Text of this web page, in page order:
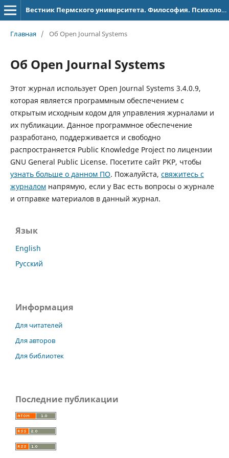
Вестник Пермского университета. Философия. Психология. Социология
Главная / Об Open Journal Systems
Об Open Journal Systems
Этот журнал использует Open Journal Systems 3.4.0.9,
которая является программным обеспечением с
открытым исходным кодом для управления журналами и
их публикации. Данное программное обеспечение
разработано, поддерживается и свободно
распространяется Public Knowledge Project по лицензии
GNU General Public License. Посетите сайт PKP, чтобы
узнать больше о данном ПО. Пожалуйста, свяжитесь с
журналомнапрямую, если у Вас есть вопросы о журнале
и отправке материалов в данный журнал.
Язык
English
Русский
Информация
Для читателей
Для авторов
Для библиотек
Последние публикации